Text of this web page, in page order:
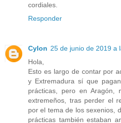
cordiales.
Responder
Cylon 25 de junio de 2019 a
Hola,
Esto es largo de contar por
y Extremadura sí que
prácticas, pero en
extremeños, tras perder el
por el tema de los sexenios,
prácticas también estaban